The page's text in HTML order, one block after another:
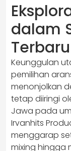
dalam
Terbaru
Keunggulan
pemilihan
menonjolkan
tetap diiringi
Jawa pada
Irvanhits
menggarap
mixing hingga